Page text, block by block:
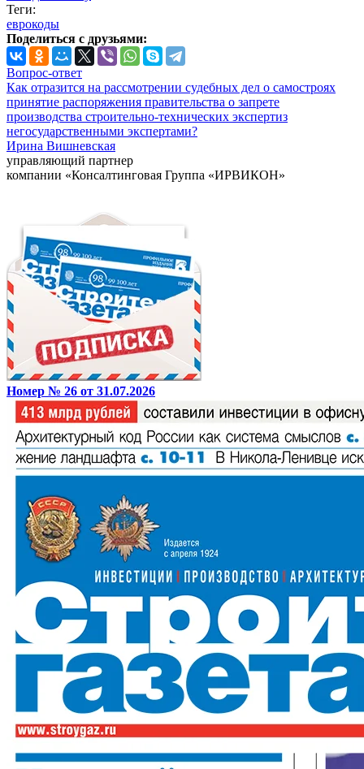
Теги:
еврокоды
Поделиться с друзьями:
Вопрос-ответ
Как отразится на рассмотрении судебных дел о самостроях
принятие распоряжения правительства о запрете
производства строительно-технических экспертиз
негосударственными экспертами?
Ирина Вишневская
управляющий партнер
компании «Консалтинговая Группа «ИРВИКОН»
Номер № 26 от 31.07.2026